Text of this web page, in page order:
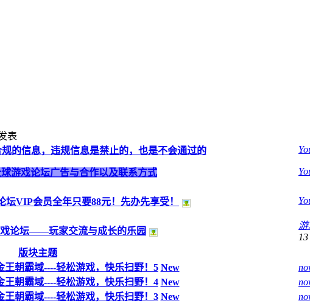
表
的信息，违规信息是禁止的，也是不会通过的
游戏论坛广告与合作以及联系方式
坛VIP会员全年只要88元！先办先享受！
论坛——玩家交流与成长的乐园
13
版块主题
王朝霸域----轻松游戏，快乐扫野！5 New
王朝霸域----轻松游戏，快乐扫野！4 New
王朝霸域----轻松游戏，快乐扫野！3 New